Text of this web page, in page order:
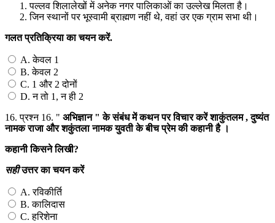
पल्लव शिलालेखों में अनेक नगर पालिकाओं का उल्लेख मिलता है।
जिन स्थानों पर भूस्वामी ब्राह्मण नहीं थे, वहां उर एक ग्राम सभा थी।
गलत प्रतिक्रिया का चयन करें.
A. केवल 1
B. केवल 2
C. 1 और 2 दोनों
D. न तो 1, न ही 2
16.प्रश्न 16. " अभिज्ञान"के संबंध में कथन पर विचार करें शाकुंतलम,दुष्यंत
नामक राजा और शकुंतला नामक युवती के बीच प्रेम की कहानी है ।
कहानी किसने लिखी?
सही उत्तर का चयन करें
A. रविकीर्ति
B. कालिदास
C. हरिशेना